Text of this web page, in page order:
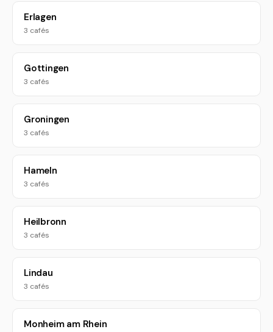
Erlagen
3 cafés
Gottingen
3 cafés
Groningen
3 cafés
Hameln
3 cafés
Heilbronn
3 cafés
Lindau
3 cafés
Monheim am Rhein